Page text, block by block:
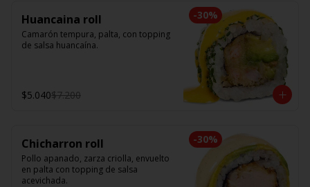
-30%
Huancaina roll
Camarón tempura, palta, con topping
de salsa huancaína.
$5.040$7.200
-30%
Chicharron roll
Pollo apanado, zarza criolla, envuelto
en palta con topping de salsa
acevichada.